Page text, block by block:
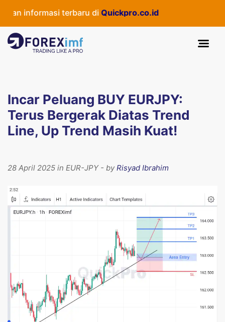
informasi terbaru di Quickpro.co.id
Incar Peluang BUY EURJPY:
Terus Bergerak Diatas Trend
Line, Up Trend Masih Kuat!
28 April 2025 in EUR-JPY - byRisyad Ibrahim